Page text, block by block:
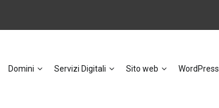
Domini Servizi Digitali Sito web WordPress